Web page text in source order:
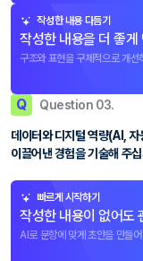
작성한 내용 다듬기
작성한 내용을 더 좋게
구조와 표현을 구체적으로 개선
Q Question 03.
데이터와 디지털 역량(AI,
이끌어낸 경험을 기술해 주
빠르게 시작하기
작성한 내용이 없어도
AI로 문항에 맞게 초안을 만들